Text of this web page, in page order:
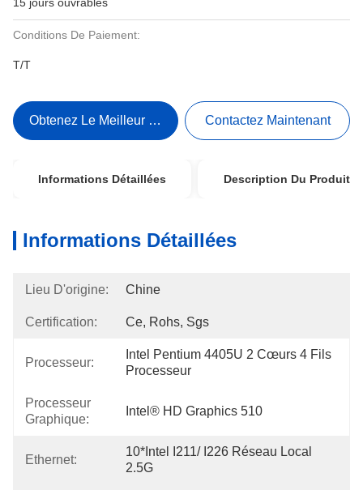
Conditions De Paiement:
T/T
Obtenez Le Meilleur Prix Contactez Maintenant
Informations Détaillées Description Du Produit
Informations Détaillées
Lieu D'origine: Chine
Certification: Ce, Rohs, Sgs
Processeur:
Intel Pentium 4405U 2 Cœurs 4 Fils
Processeur
Processeur
Graphique:
Intel® HD Graphics 510
Ethernet:
10*Intel I211/ I226 Réseau Local
2.5G